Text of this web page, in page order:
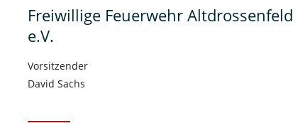
Freiwillige Feuerwehr Altdrossenfeld
e.V.
Vorsitzender
David Sachs